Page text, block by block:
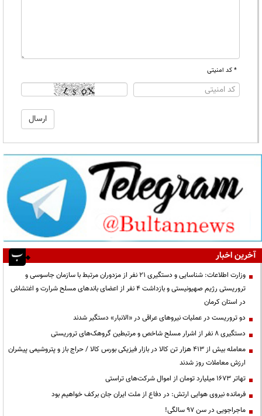
* کد امنیتی
آخرین اخبار
وزارت اطلاعات: شناسایی و دستگیری ۲۱ نفر از مزدوران مرتبط با سازمان جاسوسی و
تروریستی رژیم صهیونیستی و بازداشت ۴ نفر از اعضای باندهای مسلح شرارت و اغتشاش
در استان کرمان
دو تروریست در عملیات نیروهای عراقی در «الانبار» دستگیر شدند
دستگیری ۸ نفر از اشرار مسلح شاخص و مرتبطین گروهک‌های تروریستی
معامله بیش از ۴۱۳ هزار تن کالا در بازار فیزیکی بورس کالا / حراج باز و پتروشیمی پیشران
ارزش معاملات روز شدند
تهاتر ۱۶۷۳ میلیارد تومان از اموال شرکت‌های تراستی
فرمانده نیروی هوایی ارتش: در دفاع از ملت ایران جان برکف خواهیم بود
ماجراجویی در سن ۹۷ سالگی!